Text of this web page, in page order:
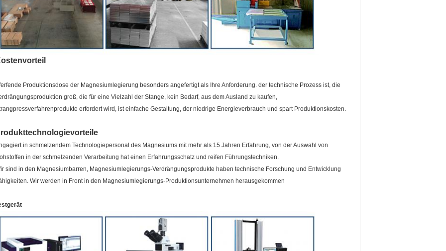
Produktionsdose der Magnesiumlegierung besonders angefertigt als Ihre Anforderung. der technische Prozess ist, die
groß, die für eine Vielzahl der Stange, kein Bedarf, aus dem Ausland zu kaufen,
erfordert wird, ist einfache Gestaltung, der niedrige Energieverbrauch und spart Produktionskosten.
in schmelzendem Technologiepersonal des Magnesiums mit mehr als 15 Jahren Erfahrung, von der Auswahl von
in der schmelzenden Verarbeitung hat einen Erfahrungsschatz und reifen Führungstechniken.
sind in den Magnesiumbarren, Magnesiumlegierungs-Verdrängungsprodukte haben technische Forschung und Entwicklung
Wir werden in Front in den Magnesiumlegierungs-Produktionsunternehmen herausgekommen